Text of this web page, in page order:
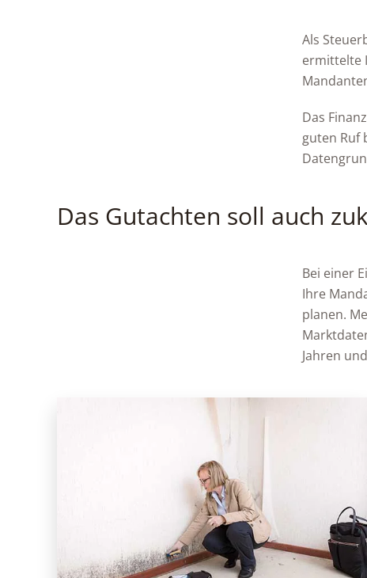
Als
ermittelte
Das
guten Ruf
Das Gutachten soll auch
Bei einer
Ihre
planen.
Jahren